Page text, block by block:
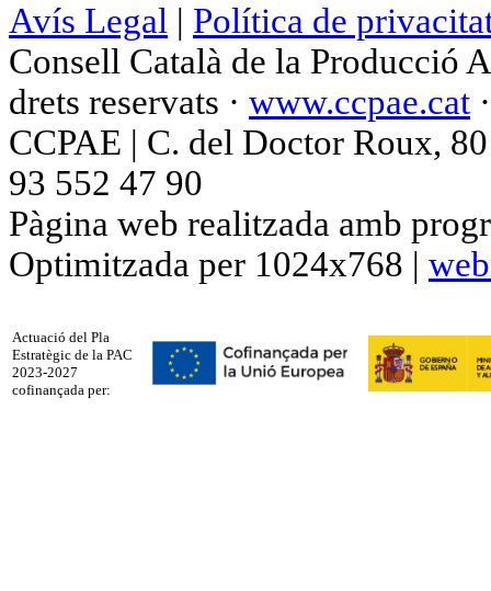
Avís Legal | Política de
Consell Català de la Producció
drets reservats · www.ccpae.cat
CCPAE | C. del Doctor Roux,
93 552 47 90
Pàgina web realitzada amb
Optimitzada per 1024x768 |
Actuació del Pla
Estratègic de la PAC
2023-2027
cofinançada per: